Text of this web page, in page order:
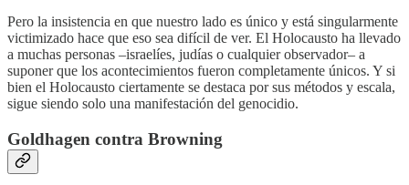
Pero la insistencia en que nuestro lado es único y está singularmente
victimizado hace que eso sea difícil de ver. El Holocausto ha llevado
a muchas personas –israelíes, judías o cualquier observador– a
suponer que los acontecimientos fueron completamente únicos. Y si
bien el Holocausto ciertamente se destaca por sus métodos y escala,
sigue siendo solo una manifestación del genocidio.
Goldhagen contra Browning